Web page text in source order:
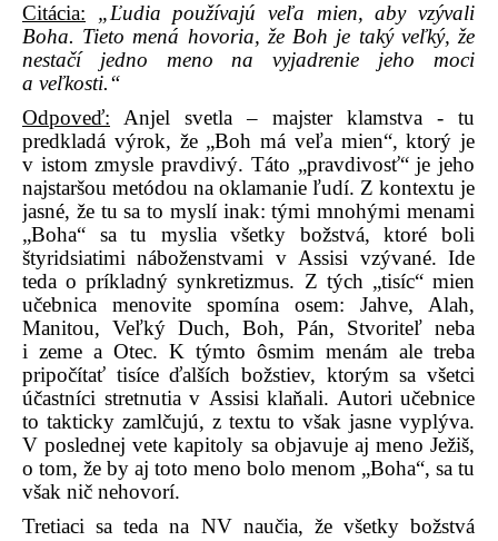
Citácia:
„Ľudia používajú veľa mien, aby vzývali
Boha. Tieto mená hovoria, že Boh je taký veľký, že
nestačí jedno meno na vyjadrenie jeho moci
a veľkosti.“
Odpoveď: Anjel svetla – majster klamstva - tu
predkladá výrok, že „Boh má veľa mien“, ktorý je
v istom zmysle pravdivý. Táto „pravdivosť“ je jeho
najstaršou metódou na oklamanie ľudí. Z kontextu je
jasné, že tu sa to myslí inak: tými mnohými menami
„Boha“ sa tu myslia všetky božstvá, ktoré boli
štyridsiatimi náboženstvami v Assisi vzývané. Ide
teda o príkladný synkretizmus. Z tých „tisíc“ mien
učebnica menovite spomína osem: Jahve, Alah,
Manitou, Veľký Duch, Boh, Pán, Stvoriteľ neba
i zeme a Otec. K týmto ôsmim menám ale treba
pripočítať tisíce ďalších božstiev, ktorým sa všetci
účastníci stretnutia v Assisi klaňali. Autori učebnice
to takticky zamlčujú, z textu to však jasne vyplýva.
V poslednej vete kapitoly sa objavuje aj meno Ježiš,
o tom, že by aj toto meno bolo menom „Boha“, sa tu
však nič nehovorí.
Tretiaci sa teda na NV naučia, že všetky božstvá